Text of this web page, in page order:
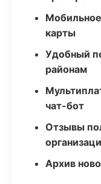
карты
Удобный
районам
чат-бот
Отзывы
Архив